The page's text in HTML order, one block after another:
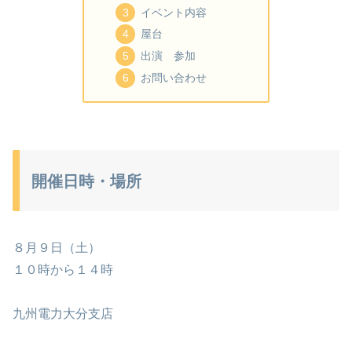
イベント内容
屋台
出演 参加
お問い合わせ
開催日時・場所
８月９日（土）
１０時から１４時
九州電力大分支店